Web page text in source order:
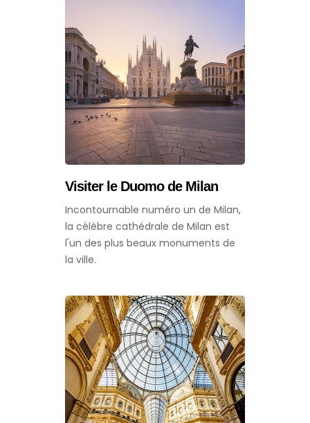
Visiter le Duomo de Milan
Incontournable numéro un de Milan,
la célèbre cathédrale de Milan est
l'un des plus beaux monuments de
la ville.